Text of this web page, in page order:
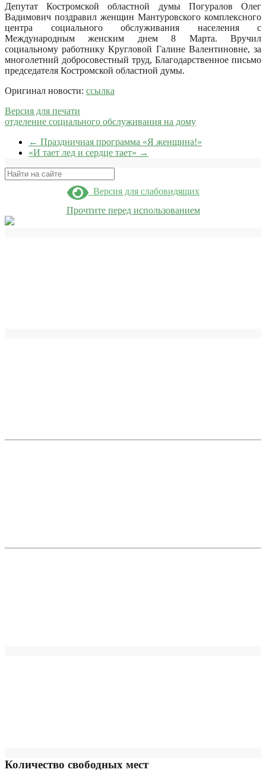
Депутат Костромской областной думы Погуралов Олег
Вадимович поздравил женщин Мантуровского комплексного
центра социального обслуживания населения с
Международным женским днем 8 Марта. Вручил
социальному работнику Кругловой Галине Валентиновне, за
многолетний добросовестный труд, Благодарственное письмо
председателя Костромской областной думы.
Оригинал новости: ссылка
Версия для печати
отделение социального обслуживания на дому
← Праздничная программа «Я женщина!»
«И тает лед и сердце тает» →
Поиск
Версия для слабовидящих
Прочтите перед использованием
Количество свободных мест